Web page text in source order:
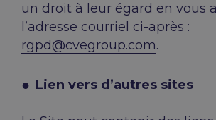
un droit à leur égard en vous
l’adresse courriel ci-après :
rgpd@cvegroup.com.
Lien vers d’autres sites